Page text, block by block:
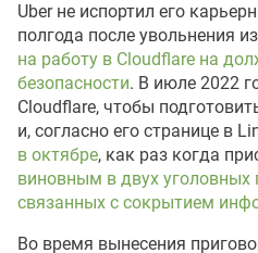
Uber не испортил его
полгода после увольнения
на работу в Cloudflare на
безопасности. В июле 2022
Cloudflare, чтобы
и, согласно его странице в
в октябре, как раз когда
виновным в двух уголовных
связанных с сокрытием
Во время вынесения